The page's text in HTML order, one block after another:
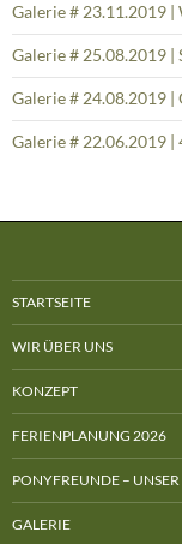
Galerie # 23.11.2019 |
Galerie # 25.08.2019 |
Galerie # 24.08.2019
Galerie # 22.06.2019
STARTSEITE
WIR ÜBER UNS
KONZEPT
FERIENPLANUNG 2026
PONYFREUNDE –
GALERIE